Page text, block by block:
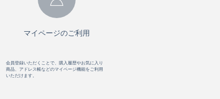
マイページのご利用
会員登録いただくことで、購入履歴やお気に入り
商品、アドレス帳などのマイページ機能をご利用
いただけます。